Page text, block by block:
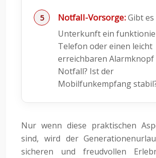
Notfall-Vorsorge:Gibt
Unterkunft ein
Telefon oder einen leicht
erreichbaren Alarmknopf
Notfall? Ist der
Mobilfunkempfang
Nur wenn diese praktischen
sind, wird der
sicheren und freudvollen